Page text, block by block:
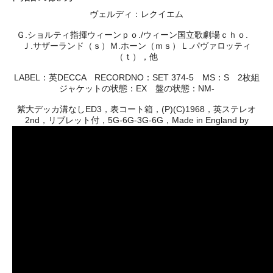
ヴェルディ：レクイエム
Ｇ.ショルティ指揮ウィーンｐｏ./ウィーン国立歌劇場ｃｈｏ.
Ｊ.サザーランド（ｓ）Ｍ.ホーン（ｍｓ）Ｌ.パヴァロッティ
（ｔ），他
LABEL：英DECCA RECORDNO：SET 374-5 MS：S 2枚組
ジャケットの状態：EX 盤の状態：NM-
紫大デッカ溝なしED3，表コート箱，(P)(C)1968，英ステレオ
2nd，リブレット付，5G-6G-3G-6G，Made in England by